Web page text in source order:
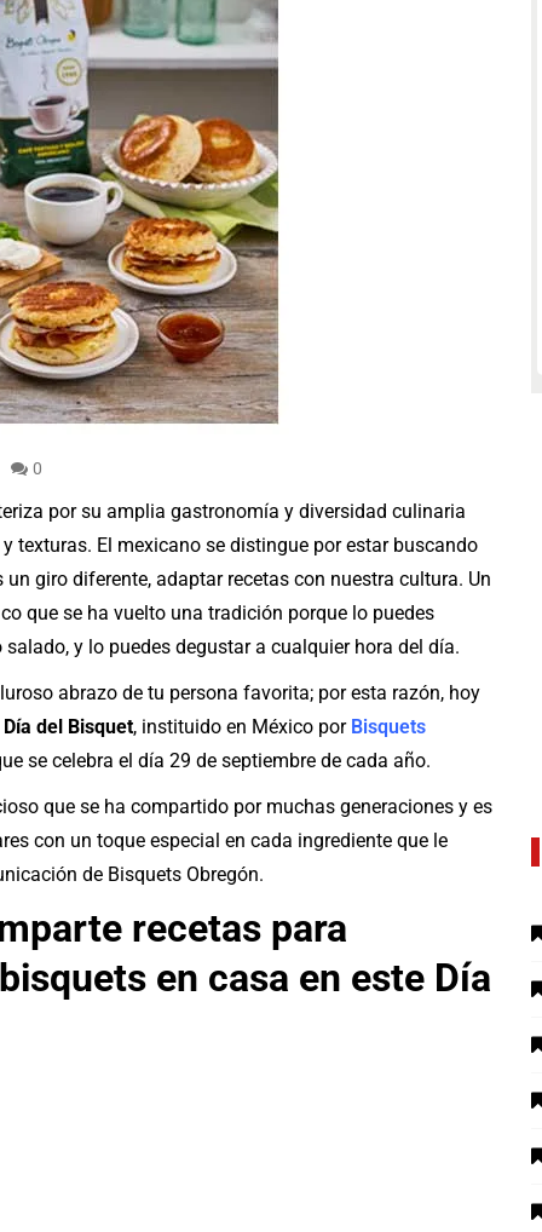
0
por su amplia gastronomía y diversidad culinaria
texturas. El mexicano se distingue por estar buscando
giro diferente, adaptar recetas con nuestra cultura. Un
que se ha vuelto una tradición porque lo puedes
y lo puedes degustar a cualquier hora del día.
abrazo de tu persona favorita; por esta razón, hoy
del Bisquet, instituido en México por Bisquets
se celebra el día 29 de septiembre de cada año.
que se ha compartido por muchas generaciones y es
con un toque especial en cada ingrediente que le
de Bisquets Obregón.
recetas para
en casa en este Día